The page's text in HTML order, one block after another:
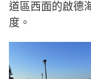
道區西面的啟德
度。